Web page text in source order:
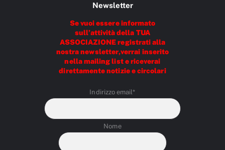
Newsletter
Se vuoi essere informato
sull’attività della TUA
ASSOCIAZIONE registrati alla
nostra newsletter,verrai inserito
nella mailing list e riceverai
direttamente notizie e circolari
Indirizzo email*
Nome